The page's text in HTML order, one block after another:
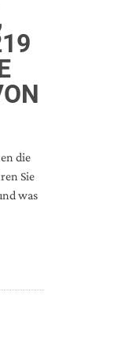
die
Sie
was